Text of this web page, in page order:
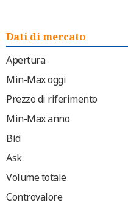
Dati di mercato
Apertura
Min-Max oggi
Prezzo di riferimento
Min-Max anno
Bid
Ask
Volume totale
Controvalore